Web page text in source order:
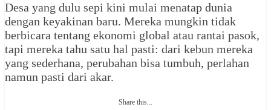
Desa yang dulu sepi kini mulai menatap dunia
dengan keyakinan baru. Mereka mungkin tidak
berbicara tentang ekonomi global atau rantai pasok,
tapi mereka tahu satu hal pasti: dari kebun mereka
yang sederhana, perubahan bisa tumbuh, perlahan
namun pasti dari akar.
Share this...